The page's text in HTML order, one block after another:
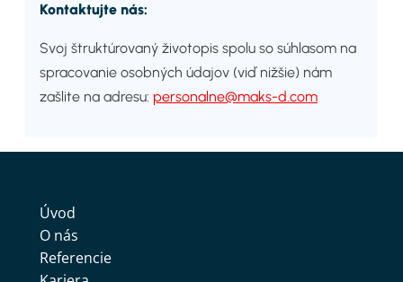
Kontaktujte nás:
Svoj štruktúrovaný životopis spolu so súhlasom na
spracovanie osobných údajov (viď nižšie) nám
zašlite na adresu: personalne@maks-d.com
Úvod
O nás
Referencie